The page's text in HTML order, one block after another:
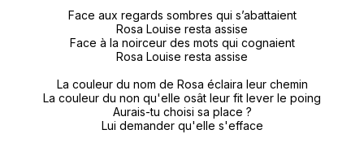
Face aux regards sombres qui s’abattaient
Rosa Louise resta assise
Face à la noirceur des mots qui cognaient
Rosa Louise resta assise
La couleur du nom de Rosa éclaira leur chemin
La couleur du non qu'elle osât leur fit lever le poing
Aurais-tu choisi sa place ?
Lui demander qu'elle s'efface